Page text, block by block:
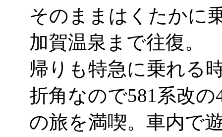
そのままはくたかに
加賀温泉まで往復。
帰りも特急に乗れる
折角なので581系改
の旅を満喫。車内で